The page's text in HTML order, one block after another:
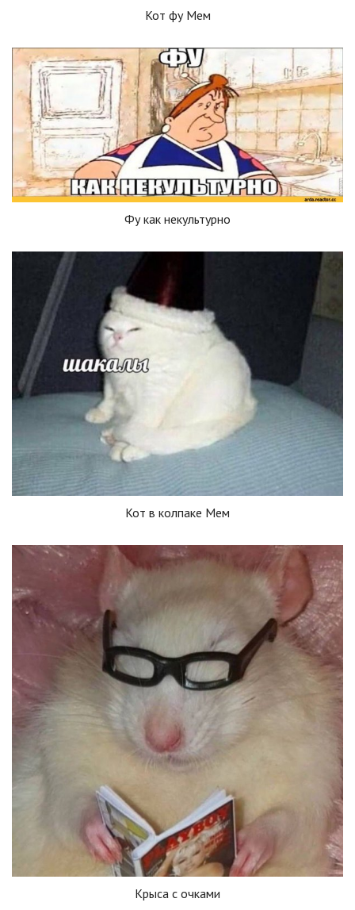
Кот фу Мем
Фу как некультурно
Кот в колпаке Мем
Крыса с очками